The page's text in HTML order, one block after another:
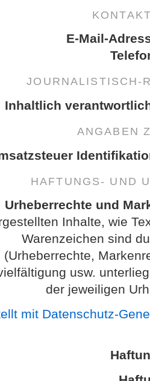
E-Mail-
JOURNALISTISCH-
Inhaltlich
ANGABEN
HAFTUNGS- UND
Urheberrechte und
Inhalte, wie
Warenzeichen sind
(Urheberrechte,
usw.
der jeweiligen
mit Datenschutz-